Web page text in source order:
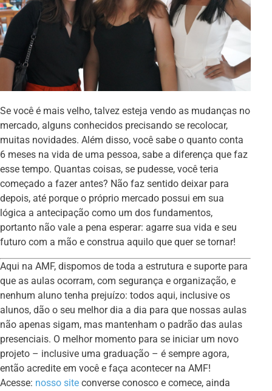
Se você é mais velho, talvez esteja vendo as mudanças no
mercado, alguns conhecidos precisando se recolocar,
muitas novidades. Além disso, você sabe o quanto conta
6 meses na vida de uma pessoa, sabe a diferença que faz
esse tempo. Quantas coisas, se pudesse, você teria
começado a fazer antes? Não faz sentido deixar para
depois, até porque o próprio mercado possui em sua
lógica a antecipação como um dos fundamentos,
portanto não vale a pena esperar: agarre sua vida e seu
futuro com a mão e construa aquilo que quer se tornar!
Aqui na AMF, dispomos de toda a estrutura e suporte para
que as aulas ocorram, com segurança e organização, e
nenhum aluno tenha prejuízo: todos aqui, inclusive os
alunos, dão o seu melhor dia a dia para que nossas aulas
não apenas sigam, mas mantenham o padrão das aulas
presenciais. O melhor momento para se iniciar um novo
projeto – inclusive uma graduação – é sempre agora,
então acredite em você e faça acontecer na AMF!
Acesse: nosso site converse conosco e comece, ainda